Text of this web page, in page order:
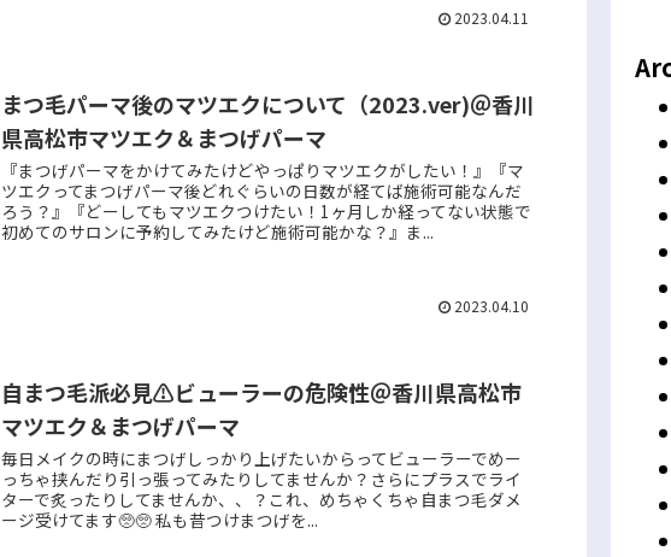
2023.04.11
まつ毛パーマ後のマツエクについて（2023.ver)＠香川
県高松市マツエク＆まつげパーマ
『まつげパーマをかけてみたけどやっぱりマツエクがしたい！』『マ
ツエクってまつげパーマ後どれぐらいの日数が経てば施術可能なんだ
ろう？』『どーしてもマツエクつけたい！1ヶ月しか経ってない状態で
初めてのサロンに予約してみたけど施術可能かな？』ま...
2023.04.10
自まつ毛派必見⚠︎ビューラーの危険性＠香川県高松市
マツエク＆まつげパーマ
毎日メイクの時にまつげしっかり上げたいからってビューラーでめー
っちゃ挟んだり引っ張ってみたりしてませんか？さらにプラスでライ
ターで炙ったりしてませんか、、？これ、めちゃくちゃ自まつ毛ダメ
ージ受けてます🥺🥺 私も昔つけまつげを...